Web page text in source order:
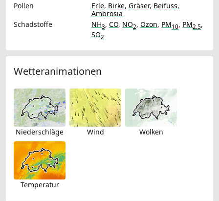
Pollen
Erle, Birke, Gräser, Beifuss,
Ambrosia
Schadstoffe
NH3, CO, NO2, Ozon, PM10, PM2.5,
SO2
Wetteranimationen
Niederschläge Wind Wolken
Temperatur